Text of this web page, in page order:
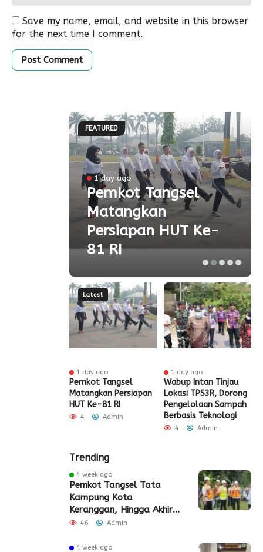
Save my name, email, and website in this browser
for the next time I comment.
FEATURED
1 day ago
Pemkot Tangsel
Matangkan
Persiapan HUT Ke-
81 RI
Latest
1 day ago
Pemkot Tangsel
Matangkan Persiapan
HUT Ke-81 RI
4 Admin
1 day ago
Wabup Intan Tinjau
Lokasi TPS3R, Dorong
Pengelolaan Sampah
Berbasis Teknologi
4 Admin
Trending
4 week ago
Pemkot Tangsel Tata
Kampung Kota
Keranggan, Hingga Akhir
2026
46 Admin
4 week ago